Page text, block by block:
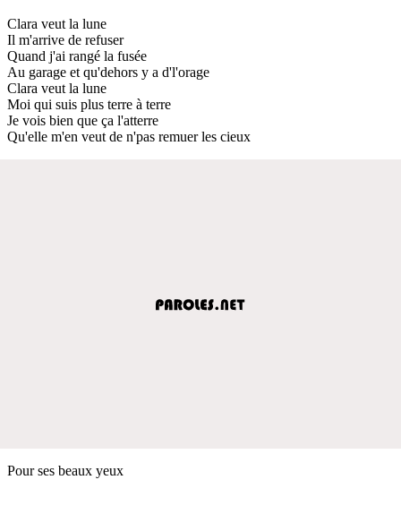
Clara veut la lune
Il m'arrive de refuser
Quand j'ai rangé la fusée
Au garage et qu'dehors y a d'l'orage
Clara veut la lune
Moi qui suis plus terre à terre
Je vois bien que ça l'atterre
Qu'elle m'en veut de n'pas remuer les cieux
Pour ses beaux yeux